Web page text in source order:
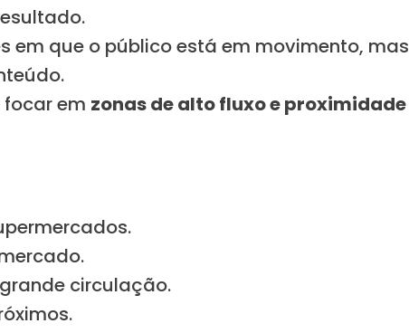
em que o público está em movimento, mas
em zonas de alto fluxo e proximidade
circulação.